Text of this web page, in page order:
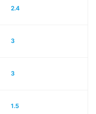
2.4
3
3
1.5